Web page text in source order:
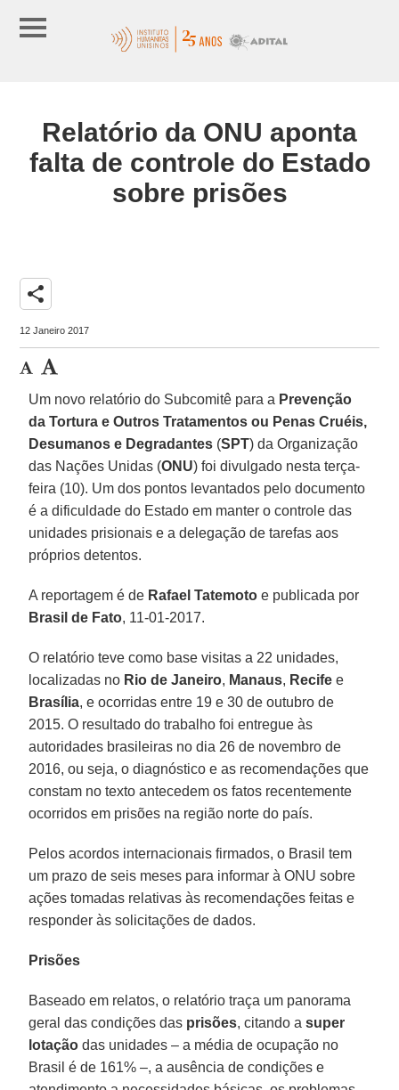
Relatório da ONU aponta
falta de controle do Estado
sobre prisões
share
12 Janeiro 2017
Um novo relatório do Subcomitê para a Prevenção
da Tortura e Outros Tratamentos ou Penas Cruéis,
Desumanos e Degradantes (SPT) da Organização
das Nações Unidas (ONU) foi divulgado nesta terça-
feira (10). Um dos pontos levantados pelo documento
é a dificuldade do Estado em manter o controle das
unidades prisionais e a delegação de tarefas aos
próprios detentos.
A reportagem é de Rafael Tatemoto e publicada por
Brasil de Fato, 11-01-2017.
O relatório teve como base visitas a 22 unidades,
localizadas no Rio de Janeiro, Manaus, Recife e
Brasília, e ocorridas entre 19 e 30 de outubro de
2015. O resultado do trabalho foi entregue às
autoridades brasileiras no dia 26 de novembro de
2016, ou seja, o diagnóstico e as recomendações que
constam no texto antecedem os fatos recentemente
ocorridos em prisões na região norte do país.
Pelos acordos internacionais firmados, o Brasil tem
um prazo de seis meses para informar à ONU sobre
ações tomadas relativas às recomendações feitas e
responder às solicitações de dados.
Prisões
Baseado em relatos, o relatório traça um panorama
geral das condições das prisões, citando asuper
lotação das unidades – a média de ocupação no
Brasil é de 161% –, a ausência de condições e